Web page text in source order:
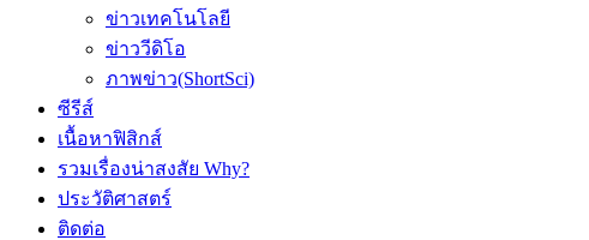
ข่าวเทคโนโลยี
ข่าววีดิโอ
ภาพข่าว(ShortSci)
ซีรีส์
เนื้อหาฟิสิกส์
รวมเรื่องน่าสงสัย Why?
ประวัติศาสตร์
ติดต่อ